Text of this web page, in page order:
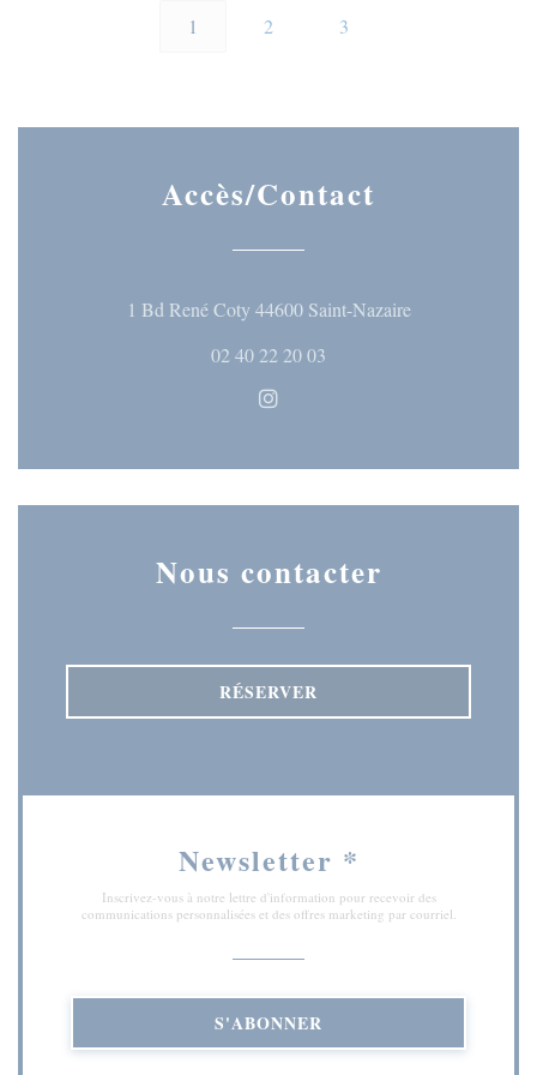
1 2 3
Accès/Contact
1 Bd René Coty 44600 Saint-Nazaire((ouvre une
02 40 22 20 03
Instagram ((ouvre une
Nous contacter
RÉSERVER
Newsletter *
Inscrivez-vous à notre lettre d'information pour recevoir des
communications personnalisées et des offres marketing par courriel.
S'ABONNER